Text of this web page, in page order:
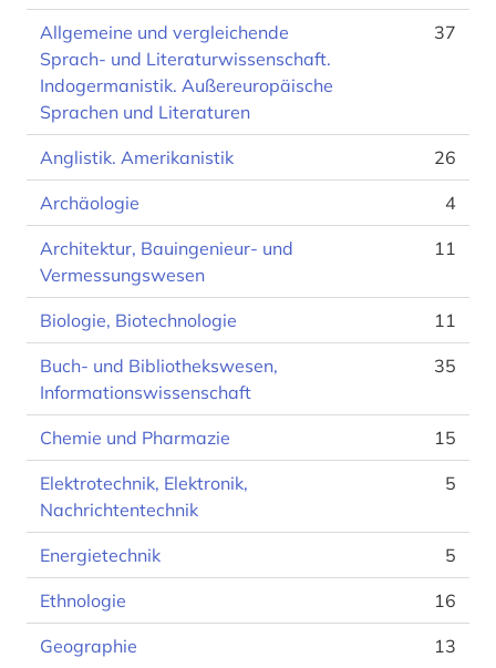
Allgemeine und vergleichende
Sprach- und Literaturwissenschaft.
Indogermanistik. Außereuropäische
Sprachen und Literaturen
37
Anglistik. Amerikanistik 26
Archäologie 4
Architektur, Bauingenieur- und
Vermessungswesen
11
Biologie, Biotechnologie 11
Buch- und Bibliothekswesen,
Informationswissenschaft
35
Chemie und Pharmazie 15
Elektrotechnik, Elektronik,
Nachrichtentechnik
5
Energietechnik 5
Ethnologie 16
Geographie 13